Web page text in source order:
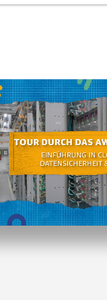
Oder finde heraus was
und bewirb